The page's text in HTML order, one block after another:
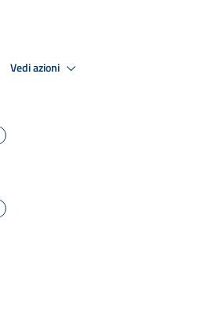
Vedi azioni